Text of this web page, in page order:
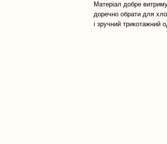
Матеріал добре
доречно обрати для
і зручний трикотажний